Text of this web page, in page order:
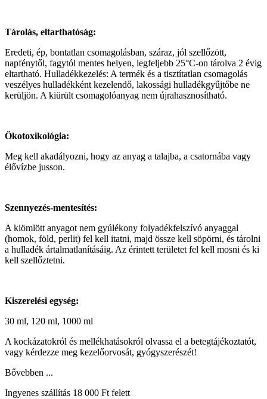
Tárolás, eltarthatóság:
Eredeti, ép, bontatlan csomagolásban, száraz, jól szellőzött,
napfénytől, fagytól mentes helyen, legfeljebb 25°C-on tárolva 2 évig
eltartható. Hulladékkezelés: A termék és a tisztítatlan csomagolás
veszélyes hulladékként kezelendő, lakossági hulladékgyűjtőbe ne
kerüljön. A kiürült csomagolóanyag nem újrahasznosítható.
Ökotoxikológia:
Meg kell akadályozni, hogy az anyag a talajba, a csatornába vagy
élővízbe jusson.
Szennyezés-mentesítés:
A kiömlött anyagot nem gyúlékony folyadékfelszívó anyaggal
(homok, föld, perlit) fel kell itatni, majd össze kell söpörni, és tárolni
a hulladék ártalmatlanításáig. Az érintett területet fel kell mosni és ki
kell szellőztetni.
Kiszerelési egység:
30 ml, 120 ml, 1000 ml
A kockázatokról és mellékhatásokról olvassa el a betegtájékoztatót,
vagy kérdezze meg kezelőorvosát, gyógyszerészét!
Bővebben ...
Ingyenes szállítás 18 000 Ft felett